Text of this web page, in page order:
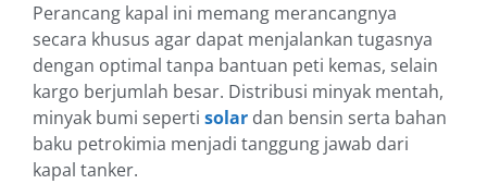
Perancang kapal ini memang merancangnya
secara khusus agar dapat menjalankan tugasnya
dengan optimal tanpa bantuan peti kemas, selain
kargo berjumlah besar. Distribusi minyak mentah,
minyak bumi seperti solar dan bensin serta bahan
baku petrokimia menjadi tanggung jawab dari
kapal tanker.